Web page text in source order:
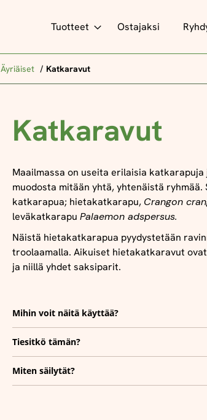
Tuotteet Ostajaksi
Äyriäiset Katkaravut
Katkaravut
Maailmassa on useita erilaisia katkarapuja
muodosta mitään yhtä, yhtenäistä ryhmää.
katkarapua; hietakatkarapu, Crangon
leväkatkarapu Palaemon adspersus.
Näistä hietakatkarapua pyydystetään
troolaamalla. Aikuiset hietakatkaravut
ja niillä yhdet saksiparit.
Mihin voit näitä käyttää?
Tiesitkö tämän?
Miten säilytät?